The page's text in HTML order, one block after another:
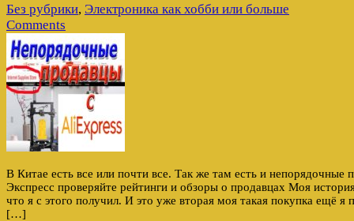
Без рубрики, Электроника как хобби или больше
Comments
В Китае есть все или почти все. Так же там есть и
Экспресс проверяйте рейтинги и обзоры о продавцах Моя
что я с этого получил. И это уже вторая моя такая покупка ещё я
[…]